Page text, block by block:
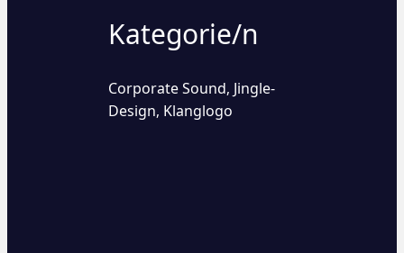
Kategorie/n
Corporate Sound, Jingle-
Design, Klanglogo